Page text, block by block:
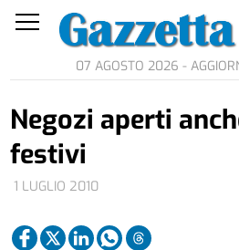
07 AGOSTO 2026 -
1 LUGLIO 2010
Negozi aperti
festivi